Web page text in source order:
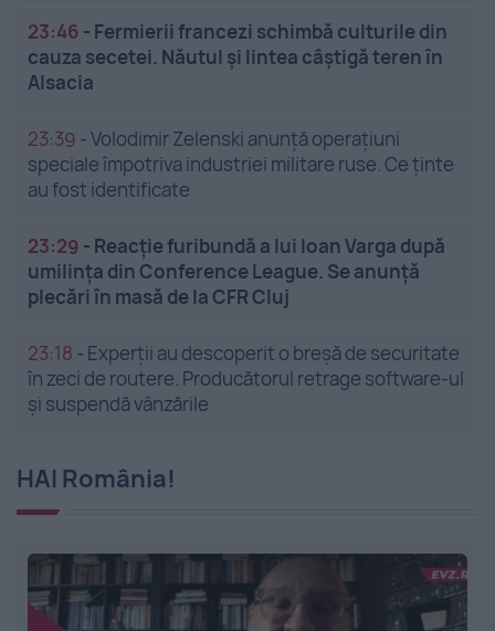
23:46 - Fermierii francezi schimbă culturile din
cauza secetei. Năutul și lintea câștigă teren în
Alsacia
23:39 -Volodimir Zelenski anunță operațiuni
speciale împotriva industriei militare ruse. Ce ținte
au fost identificate
23:29 - Reacție furibundă a lui Ioan Varga după
umilința din Conference League. Se anunță
plecări în masă de la CFR Cluj
23:18 - Experții au descoperit o breșă de securitate
în zeci de routere. Producătorul retrage software-ul
și suspendă vânzările
HAI România!